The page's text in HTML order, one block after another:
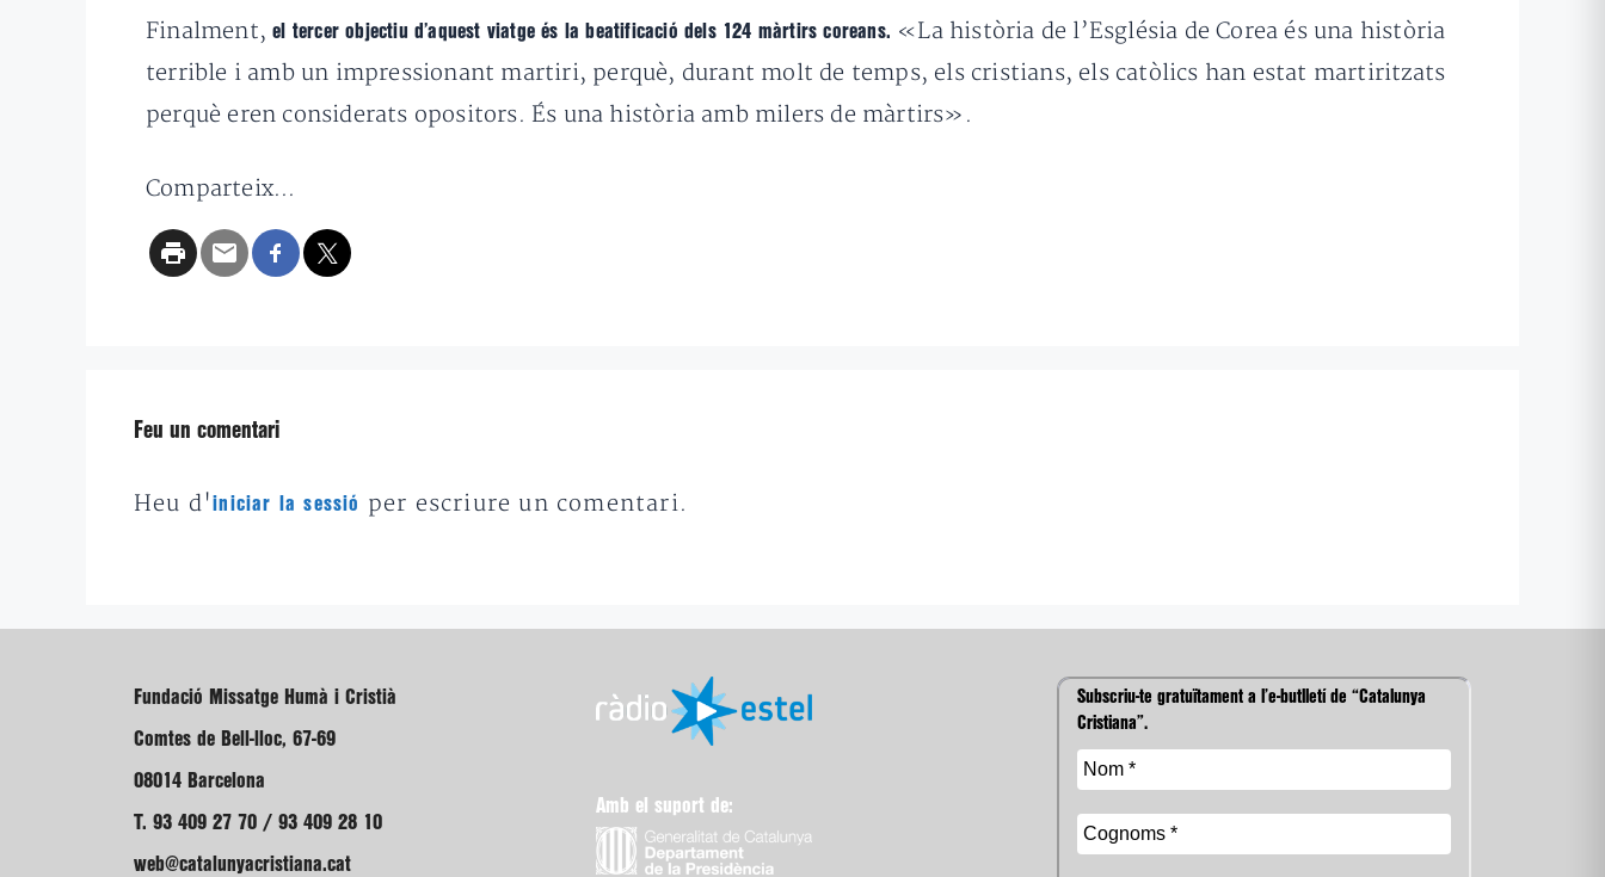
Finalment,el tercer objectiu d’aquest viatge és la beatificació dels 124 màrtirs coreans. «La història de l’Església de Corea és una història
terrible i amb un impressionant martiri, perquè, durant molt de temps, els cristians, els catòlics han estat martiritzats
perquè eren considerats opositors. És una història amb milers de màrtirs».
Comparteix...
Feu un comentari
Heu d'iniciar la sessió per escriure un comentari.
Fundació Missatge Humà i Cristià
Comtes de Bell-lloc, 67-69
08014 Barcelona
T. 93 409 27 70 / 93 409 28 10
web@catalunyacristiana.cat
Amb el suport de:
Subscriu-te gratuïtament a l’e-butlletí de “Catalunya
Cristiana”.